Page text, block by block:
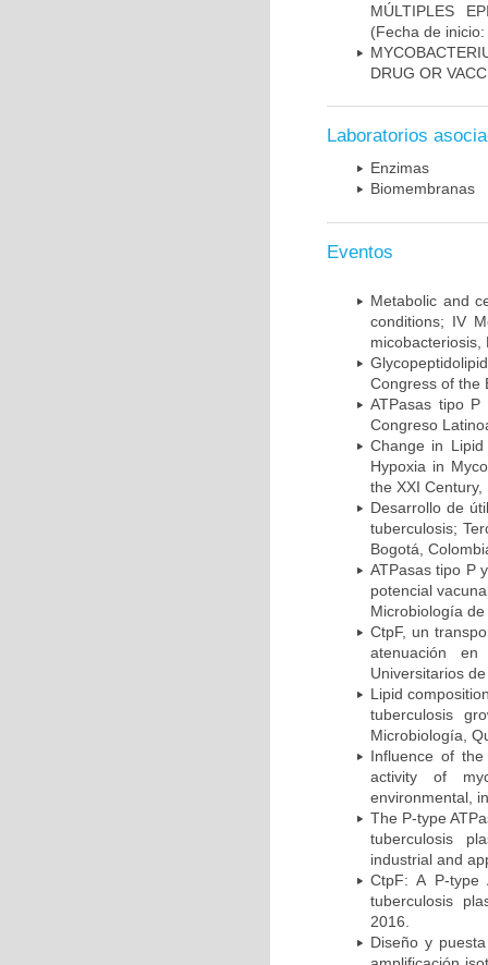
MÚLTIPLES
(Fecha de
DRUG OR
Laboratorios
Enzimas
Biomembranas
Eventos
Metabolic and
conditions; IV
micobacteriosis,
Congress of the
ATPasas tipo P
Congreso
Change in
Hypoxia in
the XXI
Desarrollo de
tuberculosis;
Bogotá,
ATPasas tipo P
potencial
Microbiología
CtpF, un
atenuación
Universitarios
Lipid
tuberculosis
Microbiología,
Influence of the
activity of
environmental,
The P-type
tuberculosis
industrial and
CtpF: A P-type
tuberculosis
2016.
Diseño y